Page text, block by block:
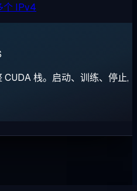
个 IPv4
栈。启动、训练、停止,